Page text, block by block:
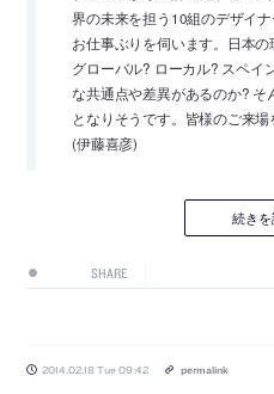
界の未来を担う10組のデザイ
お仕事ぶりを伺います。日本
グローバル? ローカル? スペイ
な共通点や差異があるのか?
となりそうです。皆様のご来場
(伊藤喜彦)
続き
SHARE
2014.02.18 Tue 09:42 permalink